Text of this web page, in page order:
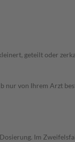
geteilt oder
nur von Ihrem Arzt
Im